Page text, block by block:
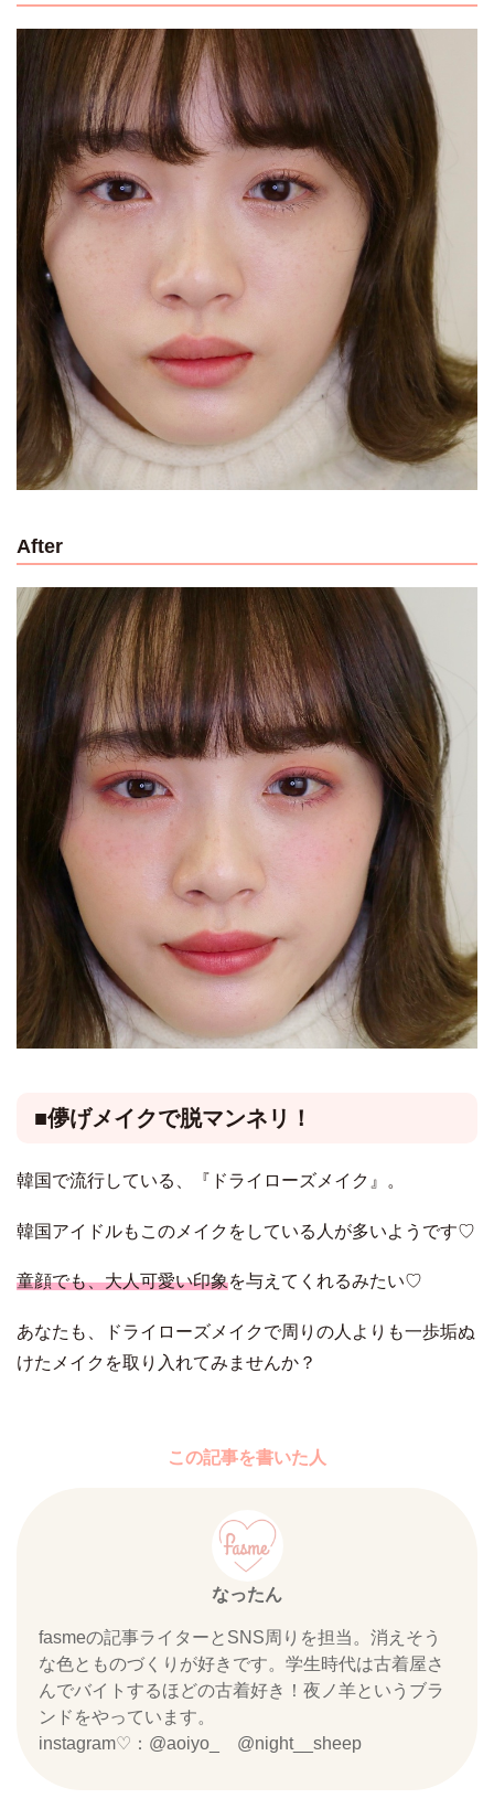
After
■儚げメイクで脱マンネリ！
韓国で流行している、『ドライローズメイク』。
韓国アイドルもこのメイクをしている人が多いようです♡
童顔でも、大人可愛い印象を与えてくれるみたい♡
あなたも、ドライローズメイクで周りの人よりも一歩垢ぬ
けたメイクを取り入れてみませんか？
この記事を書いた人
なったん
fasmeの記事ライターとSNS周りを担当。消えそう
な色とものづくりが好きです。学生時代は古着屋さ
んでバイトするほどの古着好き！夜ノ羊というブラ
ンドをやっています。
instagram♡：@aoiyo_ @night__sheep